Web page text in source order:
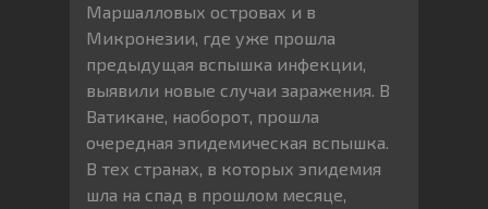
Маршалловых островах и в
Микронезии, где уже прошла
предыдущая вспышка инфекции,
выявили новые случаи заражения. В
Ватикане, наоборот, прошла
очередная эпидемическая вспышка.
В тех странах, в которых эпидемия
шла на спад в прошлом месяце,